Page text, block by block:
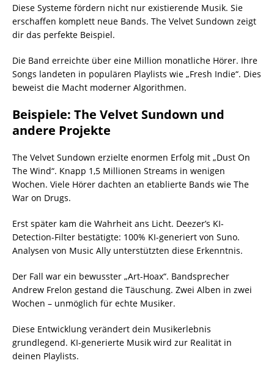
Diese Systeme fördern nicht nur existierende Musik. Sie
erschaffen komplett neue Bands. The Velvet Sundown zeigt
dir das perfekte Beispiel.
Die Band erreichte über eine Million monatliche Hörer. Ihre
Songs landeten in populären Playlists wie „Fresh Indie“. Dies
beweist die Macht moderner Algorithmen.
Beispiele: The Velvet Sundown und
andere Projekte
The Velvet Sundown erzielte enormen Erfolg mit „Dust On
The Wind“. Knapp 1,5 Millionen Streams in wenigen
Wochen. Viele Hörer dachten an etablierte Bands wie The
War on Drugs.
Erst später kam die Wahrheit ans Licht. Deezer’s KI-
Detection-Filter bestätigte: 100% KI-generiert von Suno.
Analysen von Music Ally unterstützten diese Erkenntnis.
Der Fall war ein bewusster „Art-Hoax“. Bandsprecher
Andrew Frelon gestand die Täuschung. Zwei Alben in zwei
Wochen – unmöglich für echte Musiker.
Diese Entwicklung verändert dein Musikerlebnis
grundlegend. KI-generierte Musik wird zur Realität in
deinen Playlists.